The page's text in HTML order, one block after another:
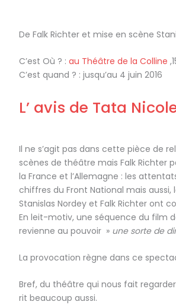
De Falk Richter et mise en scène
C’est Où ? : au Théâtre de la Colline
C’est quand ? : jusqu’au 4 juin 2016
L’ avis de Tata
Il ne s’agit pas dans cette pièce de
scènes de théâtre mais Falk Richter
la France et l’Allemagne : les
chiffres du Front National mais
Stanislas Nordey et Falk Richter ont
En leit-motiv, une séquence du film
revienne au pouvoir » une sorte de
La provocation règne dans ce
Bref, du théâtre qui nous fait
rit beaucoup aussi.